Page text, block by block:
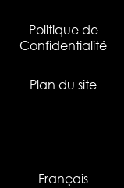
Politique de
Confidentialité
Plan du site
Français